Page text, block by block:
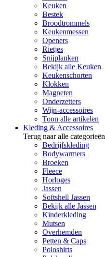
Keuken
Bestek
Broodtrommels
Keukenmessen
Openers
Rietjes
Snijplanken
Bekijk alle Keuken
Keukenschorten
Klokken
Magneten
Onderzetters
Wijn-accessoires
Toon alle artikelen
Kleding & Accessoires
Terug naar alle categorieën
Bedrijfskleding
Bodywarmers
Broeken
Fleece
Horloges
Jassen
Softshell Jassen
Bekijk alle Jassen
Kinderkleding
Mutsen
Overhemden
Petten & Caps
Poloshirts